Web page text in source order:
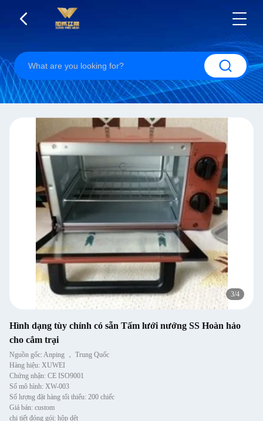
4/4
Hình dạng tùy chỉnh có sẵn Tấm lưới nướng SS Hoàn hảo
cho cắm trại
Nguồn gốc: Anping ， Trung Quốc
Hàng hiệu: XUWEI
Chứng nhận: CE ISO9001
Số mô hình: XW-003
Số lượng đặt hàng tối thiểu: 200 chiếc
Giá bán: custom
chi tiết đóng gói: hộp dệt